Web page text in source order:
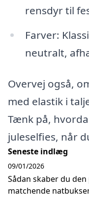
rensdyr til
Farver:
neutralt,
Overvej også,
med elastik i
Tænk på,
juleselfies, når
Seneste indlæg
Sådan skaber du
matchende
09/01/2026